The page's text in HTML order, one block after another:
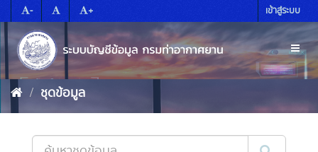
to
content
- + เข้าสู่ระบบ
ชุดข้อมูล